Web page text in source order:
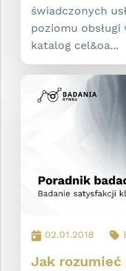
świadczonych
poziomu obsługi
katalog cel&oa...
02.01.2018
Jak